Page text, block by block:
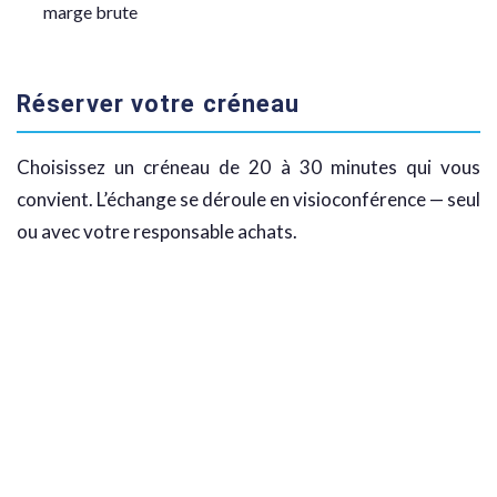
marge brute
Réserver votre créneau
Choisissez un créneau de 20 à 30 minutes qui vous
convient. L’échange se déroule en visioconférence — seul
ou avec votre responsable achats.